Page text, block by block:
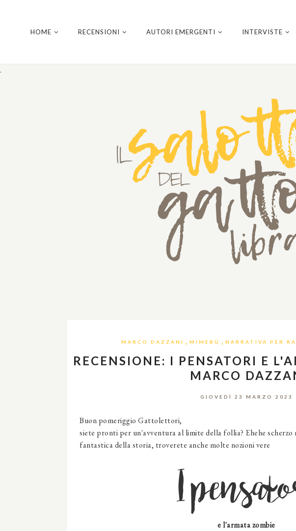
.
HOME RECENSIONI AUTORI EMERGENTI INTERVISTE
MARCO DAZZANI , MIMEBÙ , NARRATIVA PER
RECENSIONE: I PENSATORI E
MARCO
GIOVEDÌ 23 MARZO 2023
Buon pomeriggio Gattolettori,
siete pronti per un'avventura al limite della follia? Ehehe scherzo
fantastica della storia, troverete anche molte nozioni vere
I
e l'armata zombie